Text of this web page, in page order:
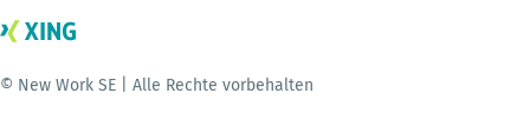
© New Work SE | Alle Rechte vorbehalten